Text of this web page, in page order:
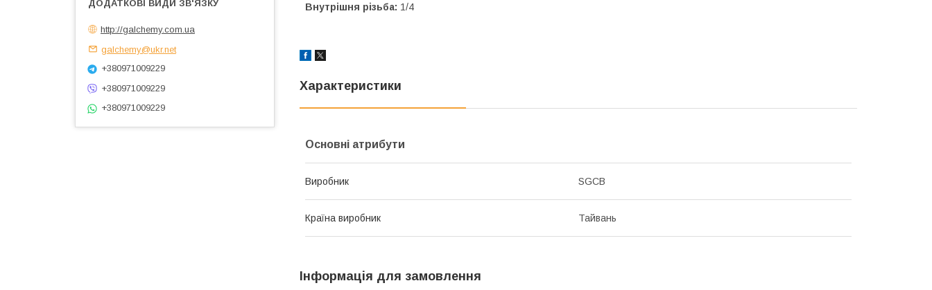
Внутрішня різьба: 1/4
Характеристики
Основні атрибути
Виробник SGCB
Країна виробник Тайвань
Інформація для замовлення
http://galchemy.com.ua
galchemy@ukr.net
+380971009229
+380971009229
+380971009229